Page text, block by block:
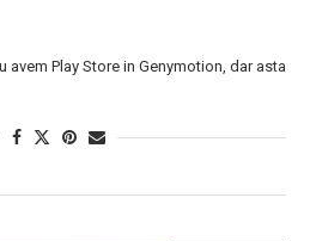
avem Play Store in Genymotion, dar asta